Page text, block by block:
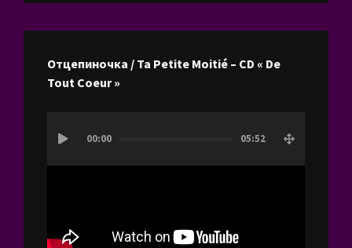
Отцепиночка / Ta Petite Moitié – CD « De
Tout Coeur »
vidéo
00:00 05:52